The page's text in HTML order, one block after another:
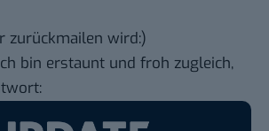
zurückmailen wird:)
bin erstaunt und froh zugleich,